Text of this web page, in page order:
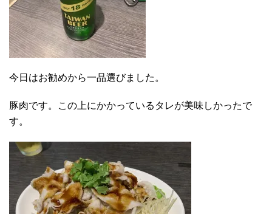
今日はお勧めから一品選びました。
豚肉です。この上にかかっているタレが美味しかったで
す。